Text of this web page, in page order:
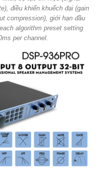
điều khiển khuếch đại (gain
compression), giới hạn đầu
algorithm preset setting
per channel.